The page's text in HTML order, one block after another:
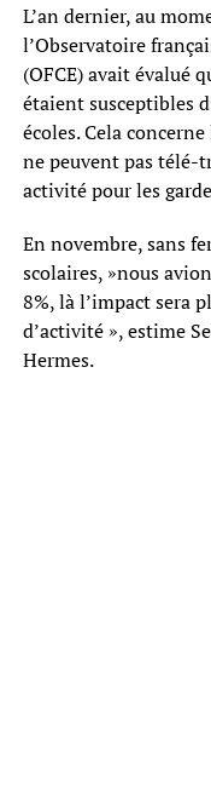
L’an dernier, au
l’Observatoire
(OFCE) avait évalué
étaient susceptibles
écoles. Cela
ne peuvent pas télé-
activité pour les
En novembre, sans
scolaires, »nous
8%, là l’impact sera
d’activité », estime
Hermes.